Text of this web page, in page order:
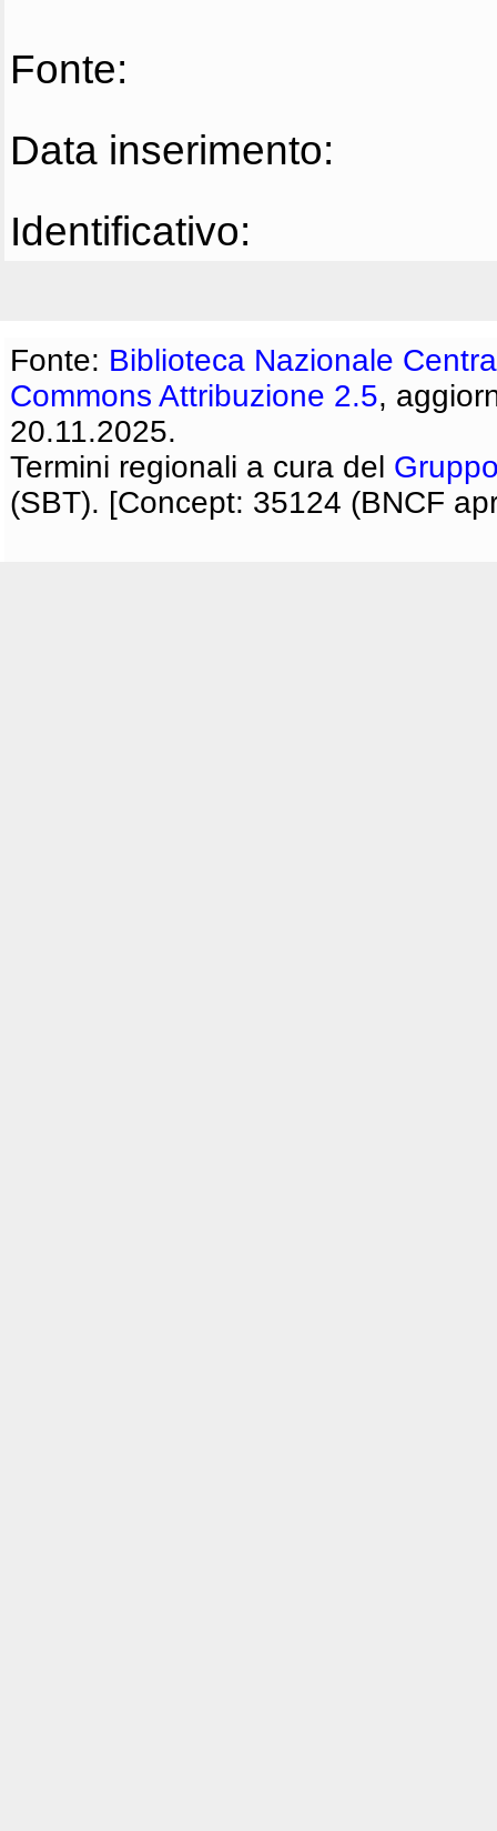
Fonte:
Data inserimento:
Identificativo:
Fonte: Biblioteca Nazionale
Commons Attribuzione 2.5,
20.11.2025.
Termini regionali a cura del
(SBT). [Concept: 35124 (BNCF